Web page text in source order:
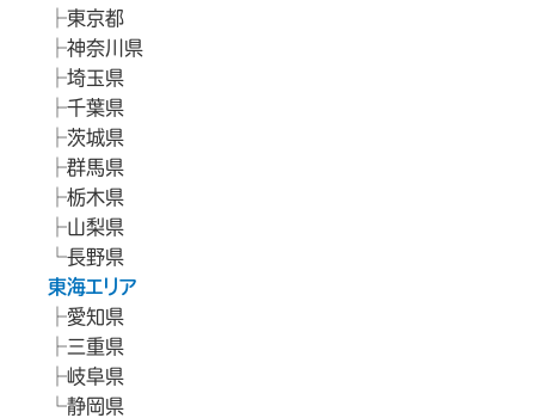
東京都
神奈川県
埼玉県
千葉県
茨城県
群馬県
栃木県
山梨県
長野県
東海エリア
愛知県
三重県
岐阜県
静岡県